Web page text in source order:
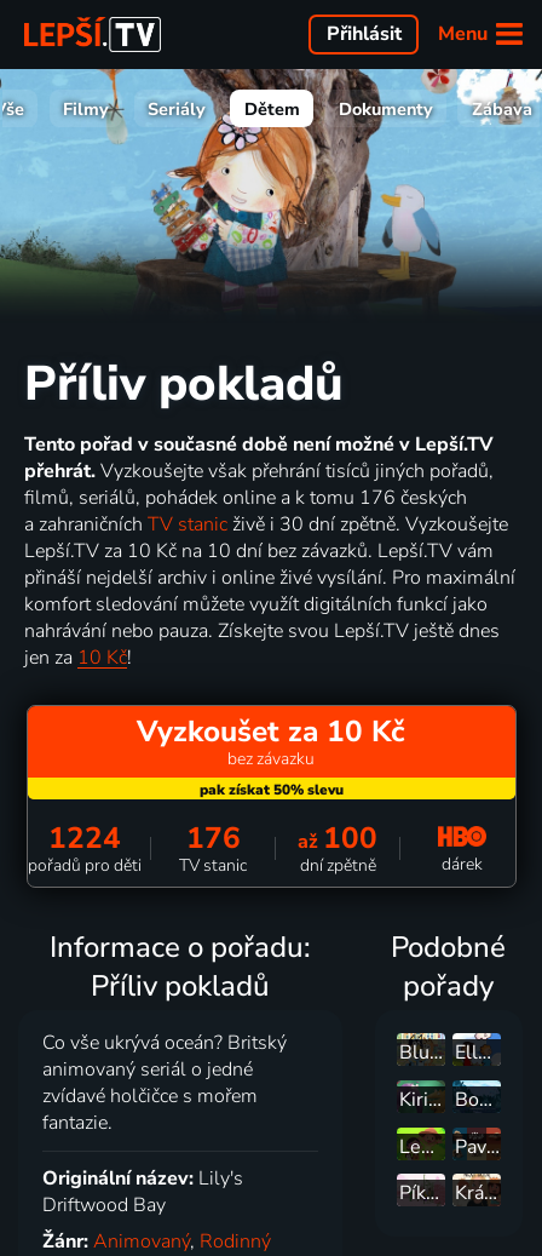
Menu
Přihlásit
Filmy Seriály Dětem Dokumenty Zábava
Příliv pokladů
Tento pořad v současné době není možné v Lepší.TV
přehrát.Vyzkoušejte však přehrání tisíců jiných pořadů,
filmů, seriálů, pohádek online a k tomu 176 českých
a zahraničních TV stanic živě i 30 dní zpětně. Vyzkoušejte
Lepší.TV za 10 Kč na 10 dní bez závazků. Lepší.TV vám
přináší nejdelší archiv i online živé vysílání. Pro maximální
komfort sledování můžete využít digitálních funkcí jako
nahrávání nebo pauza. Získejte svou Lepší.TV ještě dnes
jen za 10 Kč!
Vyzkoušet za 10 Kč
bez závazku
1224
pořadů pro děti
176
TV stanic
až 100
dní zpětně dárek
Informace o pořadu:
Příliv pokladů
Co vše ukrývá oceán? Britský
animovaný seriál o jedné
zvídavé holčičce s mořem
fantazie.
Originální název: Lily's
Driftwood Bay
Žánr:Animovaný, Rodinný
Podobné
pořady
Bluey
Ella, Oskar a Hú
Kiri a Lou
Bodláček a Jehlinka
Leo, strážce přírody
Pavouk Lukáš
Píkova Zoo
Královská rodina od vedle